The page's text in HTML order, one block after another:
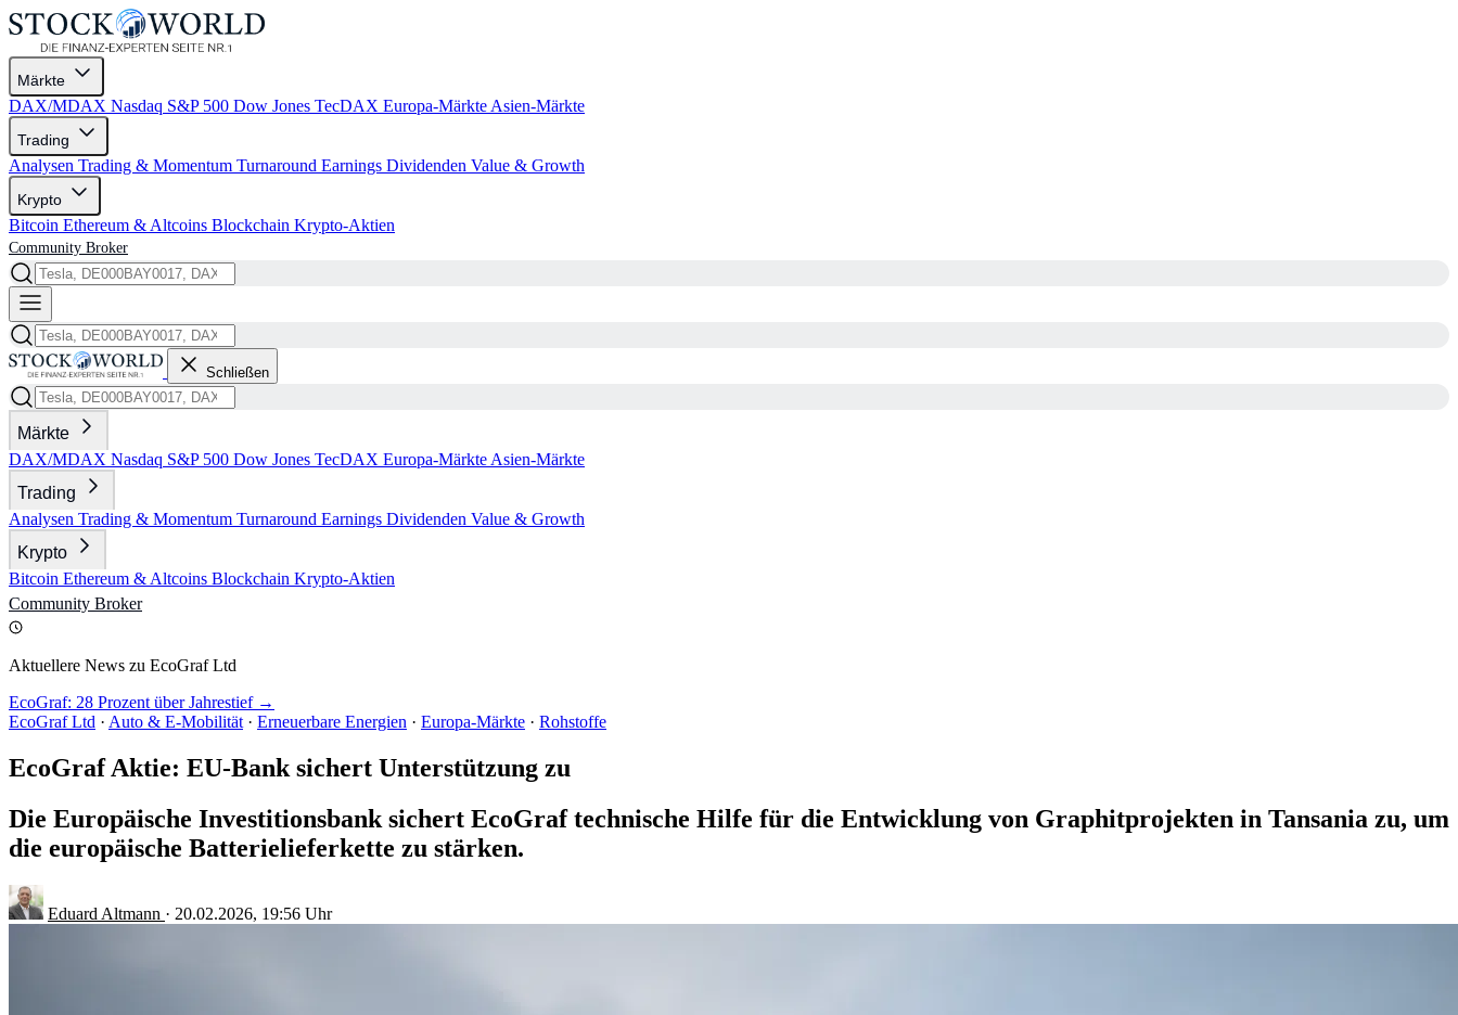
Märkte
DAX/MDAX Nasdaq S&P 500 Dow Jones TecDAX Europa-Märkte Asien-Märkte
Trading
Analysen Trading & Momentum Turnaround Earnings Dividenden Value & Growth
Krypto
Bitcoin Ethereum & Altcoins Blockchain Krypto-Aktien
Community Broker
Schließen
Märkte
DAX/MDAX Nasdaq S&P 500 Dow Jones TecDAX Europa-Märkte Asien-Märkte
Trading
Analysen Trading & Momentum Turnaround Earnings Dividenden Value & Growth
Krypto
Bitcoin Ethereum & Altcoins Blockchain Krypto-Aktien
Community Broker
Aktuellere News zu EcoGraf Ltd
EcoGraf: 28 Prozent über Jahrestief →
EcoGraf Ltd · Auto & E-Mobilität · Erneuerbare Energien · Europa-Märkte · Rohstoffe
EcoGraf Aktie: EU-Bank sichert Unterstützung zu
Die Europäische Investitionsbank sichert EcoGraf technische Hilfe für die Entwicklung von Graphitprojekten in Tansania zu, um
die europäische Batterielieferkette zu stärken.
Eduard Altmann · 20.02.2026, 19:56 Uhr